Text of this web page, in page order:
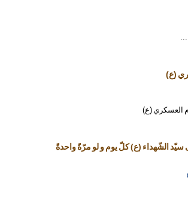
(ع)
سيّد الشّهداء (ع) كلّ يوم و لو مرّةً واحدةً